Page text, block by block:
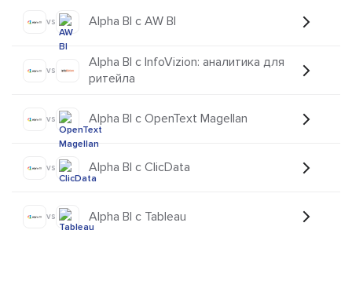
vs Alpha BI с AW BI
vs
Alpha BI с InfoVizion: аналитика для
ритейла
vs Alpha BI с OpenText Magellan
vs Alpha BI с ClicData
vs Alpha BI с Tableau